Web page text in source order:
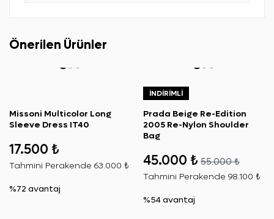
Önerilen Ürünler
Missoni Multicolor Long
Sleeve Dress IT40
17.500 ₺
Tahmini Perakende 63.000 ₺
%72 avantaj
İNDIRIMLI
Prada Beige Re-Edition
2005 Re-Nylon Shoulder
Bag
45.000 ₺ 55.000 ₺
Tahmini Perakende 98.100 ₺
%54 avantaj